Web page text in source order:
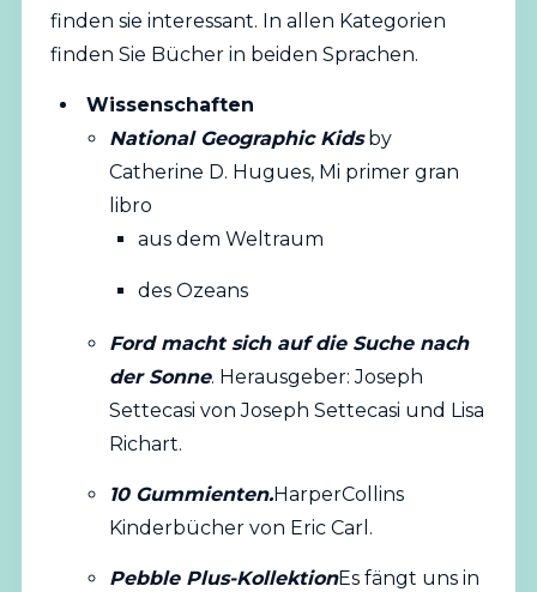
finden sie interessant. In allen Kategorien
finden Sie Bücher in beiden Sprachen.
Wissenschaften
National Geographic Kidsby
Catherine D. Hugues, Mi primer gran
libro
aus dem Weltraum
des Ozeans
Ford macht sich auf die Suche nach
der Sonne. Herausgeber: Joseph
Settecasi von Joseph Settecasi und Lisa
Richart.
10 Gummienten.HarperCollins
Kinderbücher von Eric Carl.
Pebble Plus-KollektionEs fängt uns in